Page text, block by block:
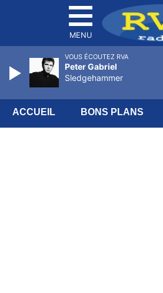
MENU
ACCUEIL BONS PLANS
VOUS ÉCOUTEZ RVA
Peter Gabriel
Sledgehammer